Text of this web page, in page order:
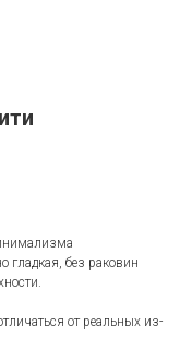
гладкая, без раковин
от реальных из-